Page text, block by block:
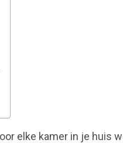
elke kamer in je huis